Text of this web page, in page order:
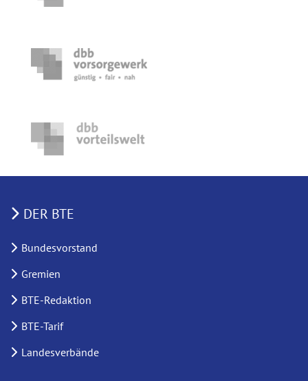
DER BTE
Bundesvorstand
Gremien
BTE-Redaktion
BTE-Tarif
Landesverbände